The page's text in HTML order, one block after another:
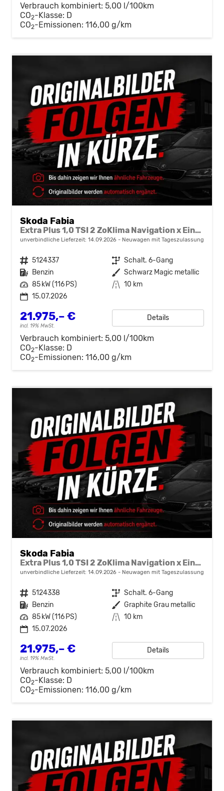
Verbrauch kombiniert: 5,00 l/100km
CO2-Klasse: D
CO2-Emissionen: 116,00 g/km
Skoda Fabia
Extra Plus 1,0 TSI 2 ZoKlima Navigation x Einparkhilfe Kessy beheiztes Lenkrad Sitzheizung Sunset 5J Garantie
unverbindliche Lieferzeit: 14.09.2026 Neuwagen mit Tageszulassung
Fahrzeugnr. 5124337 Getriebe Schalt. 6-Gang
Kraftstoff Benzin Außenfarbe Schwarz Magic metallic
Leistung 85 kW (116 PS) Kilometerstand 10 km
15.07.2026
21.975,– €
incl. 19% MwSt.
Details
Verbrauch kombiniert: 5,00 l/100km
CO2-Klasse: D
CO2-Emissionen: 116,00 g/km
Skoda Fabia
Extra Plus 1,0 TSI 2 ZoKlima Navigation x Einparkhilfe Kessy beheiztes Lenkrad Sitzheizung Sunset 5J Garantie
unverbindliche Lieferzeit: 14.09.2026 Neuwagen mit Tageszulassung
Fahrzeugnr. 5124338 Getriebe Schalt. 6-Gang
Kraftstoff Benzin Außenfarbe Graphite Grau metallic
Leistung 85 kW (116 PS) Kilometerstand 10 km
15.07.2026
21.975,– €
incl. 19% MwSt.
Details
Verbrauch kombiniert: 5,00 l/100km
CO2-Klasse: D
CO2-Emissionen: 116,00 g/km